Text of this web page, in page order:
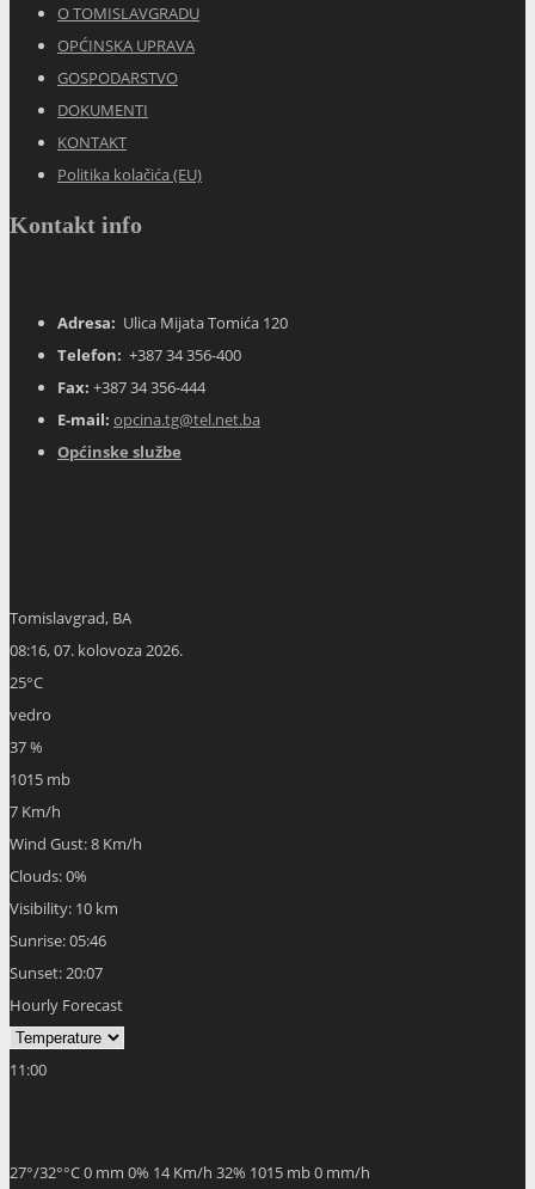
O TOMISLAVGRADU
OPĆINSKA UPRAVA
GOSPODARSTVO
DOKUMENTI
KONTAKT
Politika kolačića (EU)
Kontakt info
Adresa: Ulica Mijata Tomića 120
Telefon: +387 34 356-400
Fax: +387 34 356-444
E-mail: opcina.tg@tel.net.ba
Općinske službe
Tomislavgrad, BA
08:16,07. kolovoza 2026.
25°C
vedro
37 %
1015 mb
7 Km/h
Wind Gust:8 Km/h
Clouds:0%
Visibility: 10 km
Sunrise:05:46
Sunset:20:07
Hourly Forecast
11:00
27°/32°°C0 mm 0% 14 Km/h 32% 1015 mb0 mm/h